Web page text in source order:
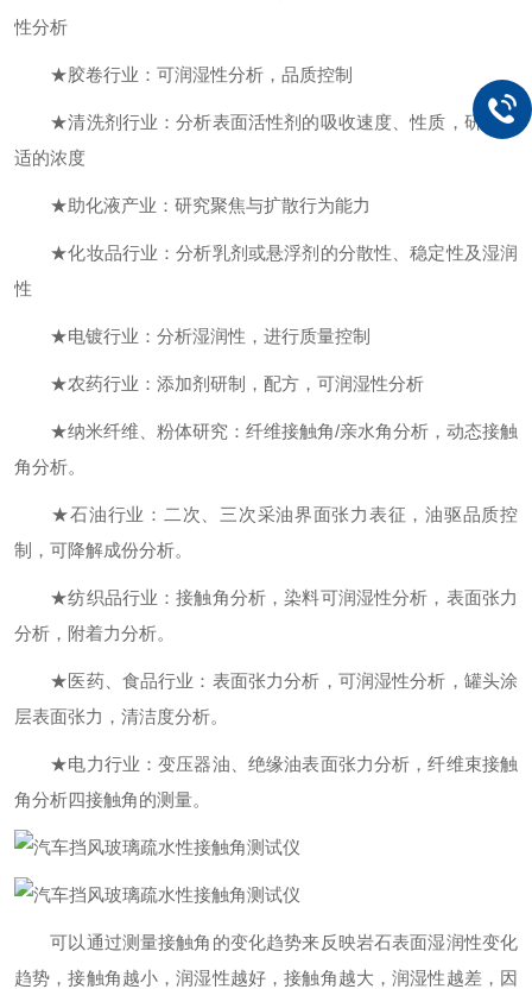
性分析
★胶卷行业：可润湿性分析，品质控制
★清洗剂行业：分析表面活性剂的吸收速度、性质，研究合
适的浓度
★助化液产业：研究聚焦与扩散行为能力
★化妆品行业：分析乳剂或悬浮剂的分散性、稳定性及湿润
性
★电镀行业：分析湿润性，进行质量控制
★农药行业：添加剂研制，配方，可润湿性分析
★纳米纤维、粉体研究：纤维接触角/亲水角分析，动态接触
角分析。
★石油行业：二次、三次采油界面张力表征，油驱品质控
制，可降解成份分析。
★纺织品行业：接触角分析，染料可润湿性分析，表面张力
分析，附着力分析。
★医药、食品行业：表面张力分析，可润湿性分析，罐头涂
层表面张力，清洁度分析。
★电力行业：变压器油、绝缘油表面张力分析，纤维束接触
角分析四接触角的测量。
可以通过测量接触角的变化趋势来反映岩石表面湿润性变化
趋势，接触角越小，润湿性越好，接触角越大，润湿性越差，因